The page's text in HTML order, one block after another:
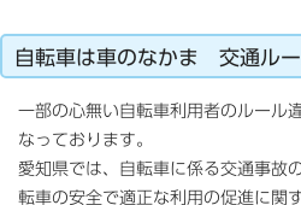
自転車は車のなかま 交通ル
一部の心無い自転車利用者のルール
なっております。
愛知県では、自転車に係る交通事故
転車の安全で適正な利用の促進に関